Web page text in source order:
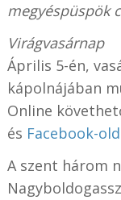
megyéspüspök
Virágvasárnap
Április 5-én,
kápolnájában
Online
és Facebook-
A szent három